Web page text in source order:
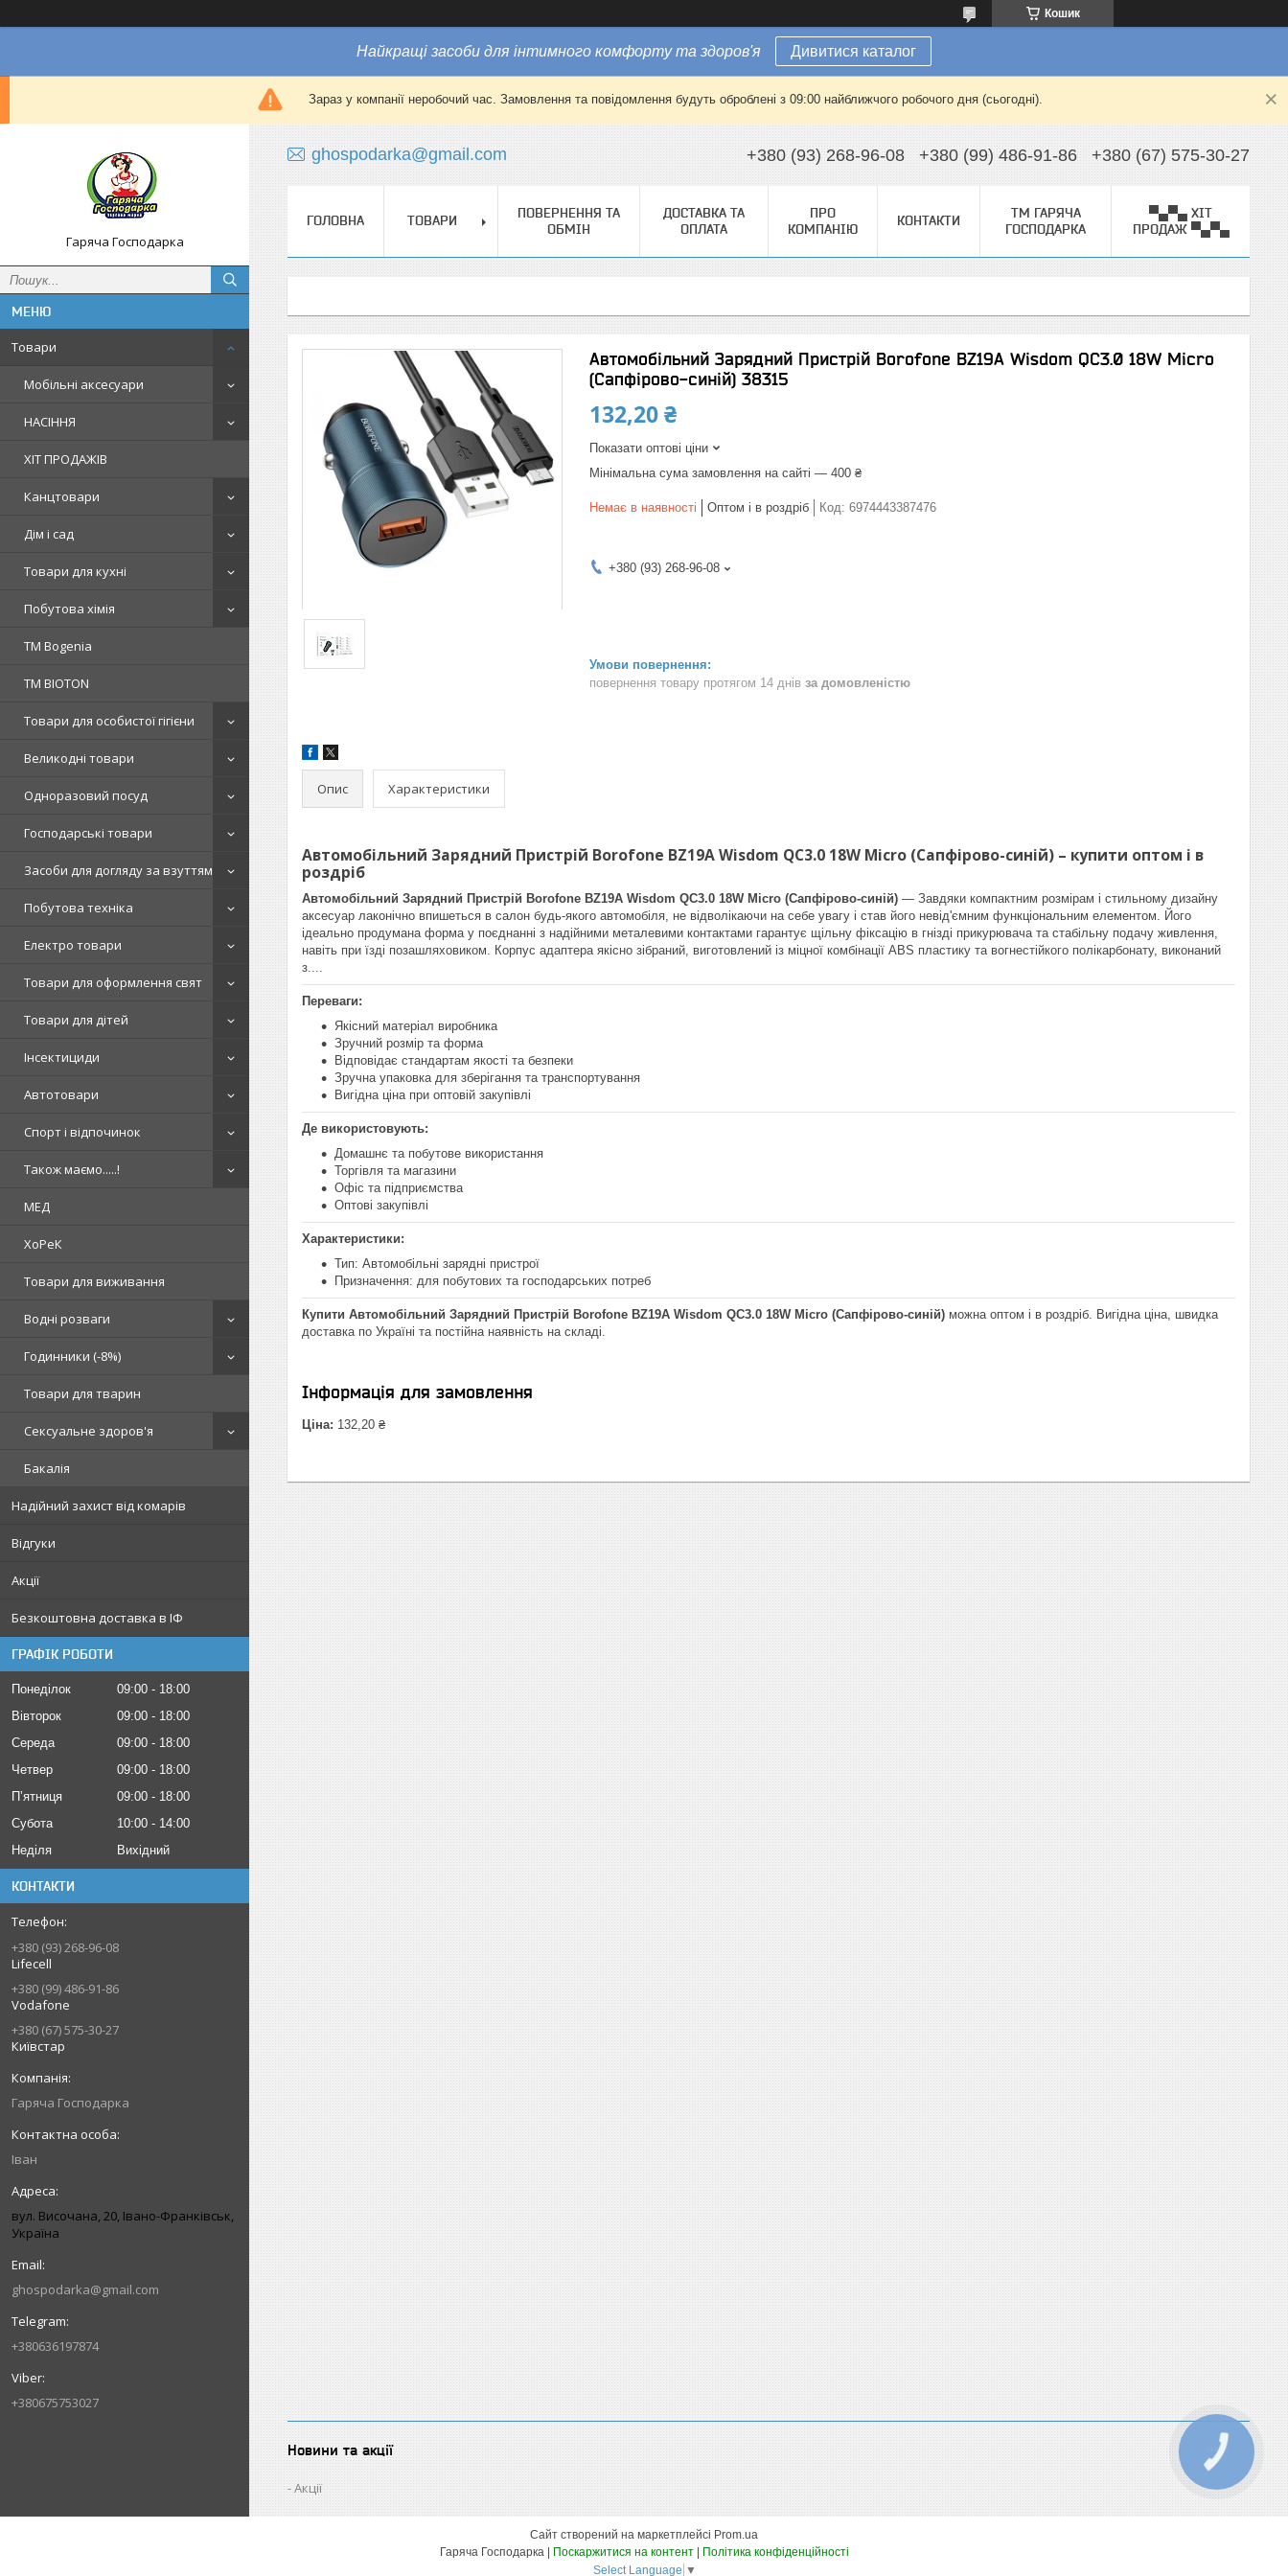
Кошик
Найкращі засоби для інтимного комфорту та здоров'я Дивитися каталог
Зараз у компанії неробочий час. Замовлення та повідомлення будуть оброблені з 09:00 найближчого робочого дня (сьогодні).
Гаряча Господарка
Товари
Мобільні аксесуари
НАСІННЯ
ХІТ ПРОДАЖІВ
Канцтовари
Дім і сад
Товари для кухні
Побутова хімія
ТМ Bogenia
ТМ BIOTON
Товари для особистої гігієни
Великодні товари
Одноразовий посуд
Господарські товари
Засоби для догляду за взуттям
Побутова техніка
Електро товари
Товари для оформлення свят
Товари для дітей
Інсектициди
Автотовари
Спорт і відпочинок
Також маємо.....!
МЕД
ХоРеК
Товари для виживання
Водні розваги
Годинники (-8%)
Товари для тварин
Сексуальне здоров'я
Бакалія
Надійний захист від комарів
Відгуки
Акції
Безкоштовна доставка в ІФ
ГРАФІК РОБОТИ
Понеділок 09:00
18:00
Вівторок
09:00
18:00
Середа
09:00
18:00
Четвер
09:00
18:00
Пʼятниця
09:00
18:00
Субота
10:00
14:00
Неділя
Вихідний
КОНТАКТИ
+380 (93) 268-96-08
Lifecell
+380 (99) 486-91-86
Vodafone
+380 (67) 575-30-27
Київстар
Гаряча Господарка
Іван
вул. Височана, 20, Івано-Франківськ,
Україна
ghospodarka@gmail.com
+380636197874
+380675753027
ghospodarka@gmail.com +380 (93) 268-96-08 +380 (99) 486-91-86 +380 (67) 575-30-27
ГОЛОВНА ТОВАРИ
ПОВЕРНЕННЯ ТА
ОБМІН
ДОСТАВКА ТА
ОПЛАТА
ПРО
КОМПАНІЮ
КОНТАКТИ
ТМ ГАРЯЧА
ГОСПОДАРКА
▀▄▀▄ ХІТ
ПРОДАЖ ▀▄▀▄
Автомобільний Зарядний Пристрій Borofone BZ19A Wisdom QC3.0 18W Micro
(Сапфірово-синій) 38315
132,20 ₴
Показати оптові ціни
Мінімальна сума замовлення на сайті — 400 ₴
Немає в наявності Оптом і в роздріб Код: 6974443387476
+380 (93) 268-96-08
повернення товару протягом 14 днів за домовленістю
Опис Характеристики
Автомобільний Зарядний Пристрій Borofone BZ19A Wisdom QC3.0 18W Micro (Сапфірово-синій) – купити оптом і в
роздріб
Автомобільний Зарядний Пристрій Borofone BZ19A Wisdom QC3.0 18W Micro (Сапфірово-синій) — Завдяки компактним розмірам і стильному дизайну
аксесуар лаконічно впишеться в салон будь-якого автомобіля, не відволікаючи на себе увагу і став його невід'ємним функціональним елементом. Його
ідеально продумана форма у поєднанні з надійними металевими контактами гарантує щільну фіксацію в гнізді прикурювача та стабільну подачу живлення,
навіть при їзді позашляховиком. Корпус адаптера якісно зібраний, виготовлений із міцної комбінації ABS пластику та вогнестійкого полікарбонату, виконаний
з....
Переваги:
Якісний матеріал виробника
Зручний розмір та форма
Відповідає стандартам якості та безпеки
Зручна упаковка для зберігання та транспортування
Вигідна ціна при оптовій закупівлі
Де використовують:
Домашнє та побутове використання
Торгівля та магазини
Офіс та підприємства
Оптові закупівлі
Характеристики:
Тип: Автомобільні зарядні пристрої
Призначення: для побутових та господарських потреб
Купити Автомобільний Зарядний Пристрій Borofone BZ19A Wisdom QC3.0 18W Micro (Сапфірово-синій) можна оптом і в роздріб. Вигідна ціна, швидка
доставка по Україні та постійна наявність на складі.
Інформація для замовлення
Ціна: 132,20 ₴
Новини та акції
Акції
Сайт створений на маркетплейсі Prom.ua
Поскаржитися на контент
Політика конфіденційності
Select Language ▼
КНОПКА
ЗВ'ЯЗКУ